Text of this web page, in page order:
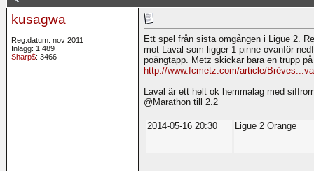
kusagwa
Reg.datum: nov 2011
Inlägg: 1 489
Sharp$: 3466
Ett spel från sista omgången i Ligue 2.
mot Laval som ligger 1 pinne ovanför
poängtapp. Metz skickar bara en trupp
http://www.fcmetz.com/article/
Laval är ett helt ok hemmalag med
@Marathon till 2.2
2014-05-16 20:30 Ligue 2 Orange